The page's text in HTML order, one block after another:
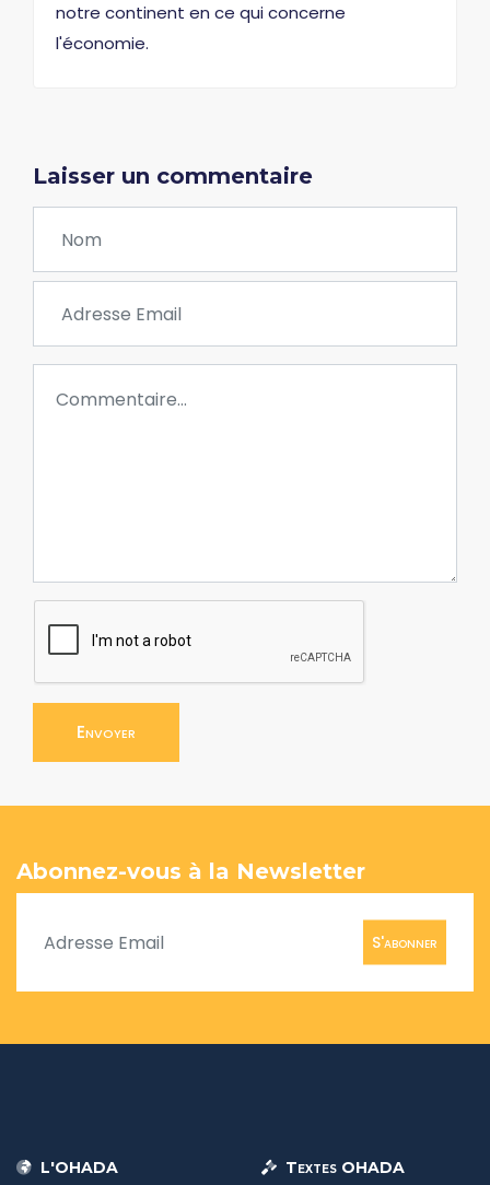
notre continent en ce qui concerne
l'économie.
Laisser un commentaire
Envoyer
Abonnez-vous à la Newsletter
S'abonner
L'OHADA Textes OHADA